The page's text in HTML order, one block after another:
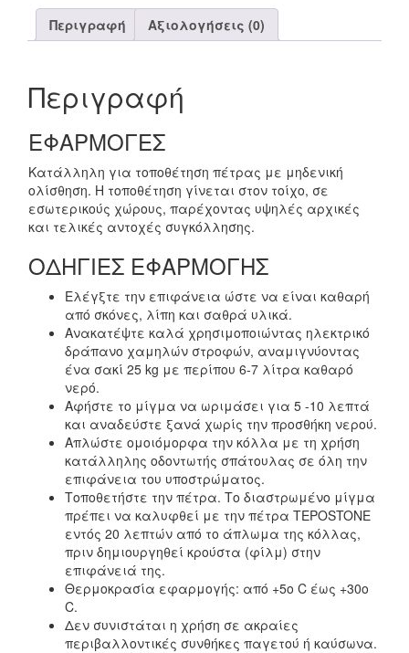
Περιγραφή Αξιολογήσεις (0)
Περιγραφή
ΕΦΑΡΜΟΓΕΣ
Κατάλληλη για τοποθέτηση πέτρας με μηδενική
ολίσθηση. Η τοποθέτηση γίνεται στον τοίχο, σε
εσωτερικούς χώρους, παρέχοντας υψηλές αρχικές
και τελικές αντοχές συγκόλλησης.
ΟΔΗΓΙΕΣ ΕΦΑΡΜΟΓΗΣ
Ελέγξτε την επιφάνεια ώστε να είναι καθαρή
από σκόνες, λίπη και σαθρά υλικά.
Ανακατέψτε καλά χρησιμοποιώντας ηλεκτρικό
δράπανο χαμηλών στροφών, αναμιγνύοντας
ένα σακί 25 kg με περίπου 6-7 λίτρα καθαρό
νερό.
Αφήστε το μίγμα να ωριμάσει για 5 -10 λεπτά
και αναδεύστε ξανά χωρίς την προσθήκη νερού.
Απλώστε ομοιόμορφα την κόλλα με τη χρήση
κατάλληλης οδοντωτής σπάτουλας σε όλη την
επιφάνεια του υποστρώματος.
Τοποθετήστε την πέτρα. Το διαστρωμένο μίγμα
πρέπει να καλυφθεί με την πέτρα TEPOSTONE
εντός 20 λεπτών από το άπλωμα της κόλλας,
πριν δημιουργηθεί κρούστα (φίλμ) στην
επιφάνειά της.
Θερμοκρασία εφαρμογής: από +5ο C έως +30ο
C.
Δεν συνιστάται η χρήση σε ακραίες
περιβαλλοντικές συνθήκες παγετού ή καύσωνα.